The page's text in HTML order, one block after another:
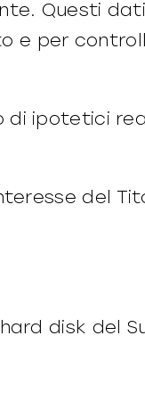
Questi
e per
di ipotetici
del
disk del